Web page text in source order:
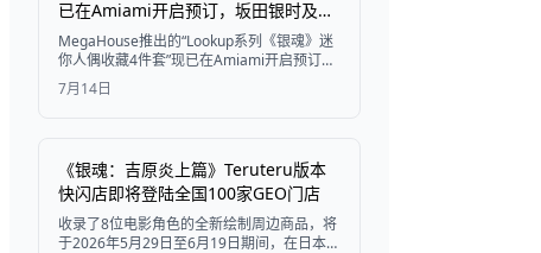
已在Amiami开启预订，坂田银时及好
友悉数登场
MegaHouse推出的“Lookup系列《银魂》迷
你人偶收藏4件套”现已在Amiami开启预订。
套装包含坂田银时、志村新八、神乐和土方
十四郎的迷你人偶，售价为3,520日元（含
7月14日
《银魂：吉原炎上篇》Teruteru版本
快闪店即将登陆全国100家GEO门店
收录了8位电影角色的全新绘制周边商品，将
于2026年5月29日至6月19日期间，在日本全